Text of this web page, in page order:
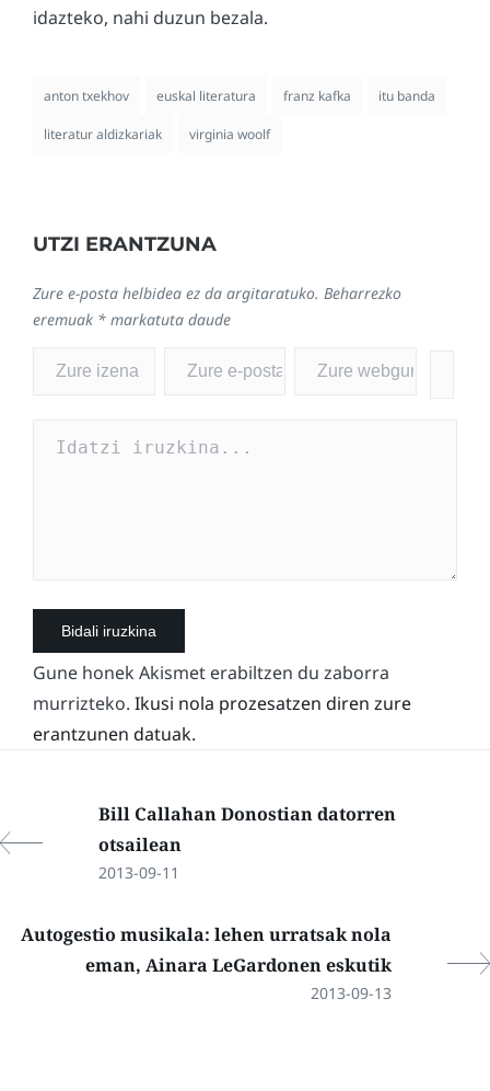
idazteko, nahi duzun bezala.
anton txekhov euskal literatura franz kafka itu banda
literatur aldizkariak virginia woolf
UTZI ERANTZUNA
Zure e-posta helbidea ez da argitaratuko. Beharrezko
eremuak * markatuta daude
Gune honek Akismet erabiltzen du zaborra
murrizteko. Ikusi nola prozesatzen diren zure
erantzunen datuak.
Bill Callahan Donostian datorren
otsailean
2013-09-11
Autogestio musikala: lehen urratsak nola
eman, Ainara LeGardonen eskutik
2013-09-13